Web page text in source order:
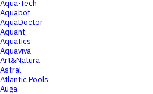
Aqua-Tech
Aquabot
AquaDoctor
Aquant
Aquatics
Aquaviva
Art&Natura
Astral
Atlantic Pools
Auga